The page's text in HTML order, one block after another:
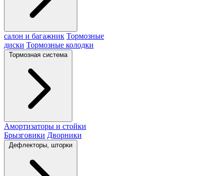
салон и багажник Тормозные
диски Тормозные колодки
Тормозная система
Амортизаторы и стойки
Брызговики Дворники
Дефлекторы, шторки